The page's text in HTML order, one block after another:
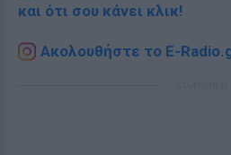
και ότι σου κάνει κλικ!
Ακολουθήστε το E-